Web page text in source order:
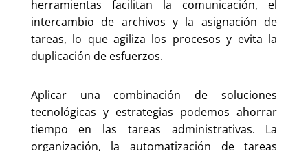
herramientas facilitan la comunicación, el
intercambio de archivos y la asignación de
tareas, lo que agiliza los procesos y evita la
duplicación de esfuerzos.
Aplicar una combinación de soluciones
tecnológicas y estrategias podemos ahorrar
tiempo en las tareas administrativas. La
organización, la automatización de tareas